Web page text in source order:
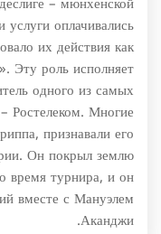
оплачивались
их действия как
Эту роль исполняет
одного из самых
Ростелеком. Многие
признавали его
Он покрыл землю
время турнира, и он
вместе с Мануэлем
Аканджи.